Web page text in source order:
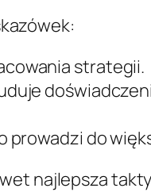
strategii.
prowadzi do
najlepsza